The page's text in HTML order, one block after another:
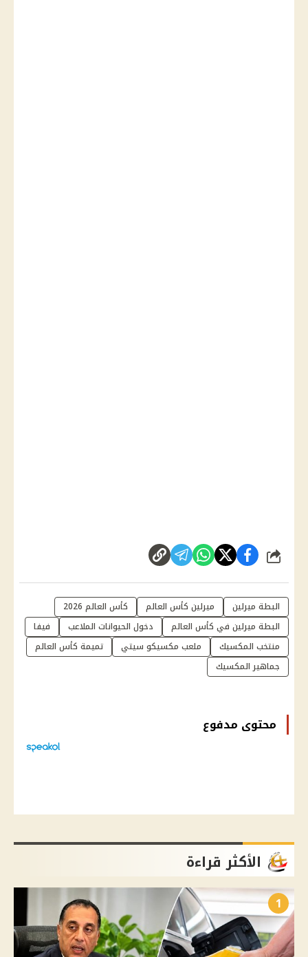
شارك
البطة ميرلين ميرلين كأس العالم
كأس العالم 2026
البطة ميرلين في كأس العالم
دخول الحيوانات الملاعب
فيفا
منتخب المكسيك
ملعب مكسيكو سيتي
تميمة كأس العالم
جماهير المكسيك
محتوى مدفوع
الأكثر قراءة
1